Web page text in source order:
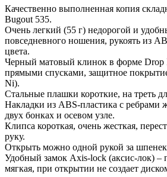
Качественно выполненная копия
Bugout 535.
Очень легкий (55 г) недорогой и
повседневного ношения, рукоять из
цвета.
Черный матовый клинок в форме Drop
прямыми спусками, защитное
Ni).
Стальные плашки короткие, на треть
Накладки из ABS-пластика с ребрами
двух бонках и осевом узле.
Клипса короткая, очень жесткая,
руку.
Открыть можно одной рукой за шпенек
Удобный замок Axis-lock (аксис-лок) –
мягкая, при открытии не создает